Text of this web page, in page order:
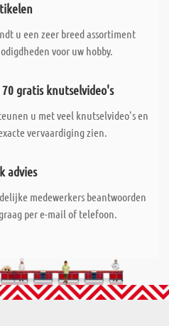
u een zeer breed assortiment
voor uw hobby.
gratis knutselvideo's
u met veel knutselvideo's en
vervaardiging zien.
advies
medewerkers beantwoorden
per e-mail of telefoon.